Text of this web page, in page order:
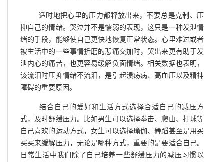
适时地把心里的压力都释放出来，不要总是克制、压
抑自己的情绪。哭泣并不是懦弱的表现，这只是一种发泄情
绪的手段，能够使自己更快地恢复正常状态。心里难过或者
被生活中的一些事情折磨的悲痛交加时，哭出来更有助于发
泄内心的痛苦，也更容易缓解负面情绪。相关数据也表明，
该流泪时压抑情绪不流泪，是引起溃疡病、高血压以及精神
障碍的重要原因。
结合自己的爱好和生活方式选择合适自己的减压方
式，及时舒缓压力。比如男生可以选择拳击、爬山、打球等
自己喜欢的运动方式，女生可以选择瑜伽、舞蹈甚至是用买
买买来缓解压力，无论是哪种方式，重要的是要适合自己。
日常生活中我们除了自己培养一些舒缓压力的减压习惯以